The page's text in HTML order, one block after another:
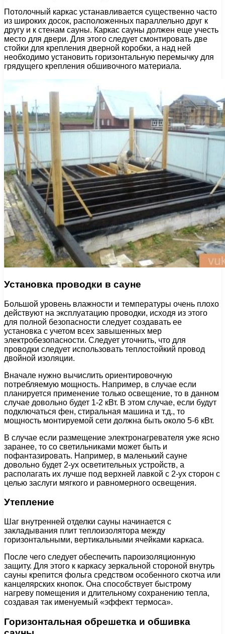
Потолочный каркас устанавливается существенно часто
из широких досок, расположенных параллельно друг к
другу и к стенам сауны. Каркас сауны должен еще учесть
место для двери. Для этого следует смонтировать две
стойки для крепления дверной коробки, а над ней
необходимо установить горизонтальную перемычку для
грядущего крепления обшивочного материала.
Установка проводки в сауне
Большой уровень влажности и температуры очень плохо
действуют на эксплуатацию проводки, исходя из этого
для полной безопасности следует создавать ее
установка с учетом всех завышенных мер
электробезопасности. Следует уточнить, что для
проводки следует использовать теплостойкий провод
двойной изоляции.
Вначале нужно вычислить ориентировочную
потребляемую мощность. Например, в случае если
планируется применение только освещение, то в данном
случае довольно будет 1-2 кВт. В этом случае, если будут
подключаться фен, стиральная машина и т.д., то
мощность монтируемой сети должна быть около 5-6 кВт.
В случае если размещение электронагревателя уже ясно
заранее, то со светильниками может быть и
пофантазировать. Например, в маленький сауне
довольно будет 2-ух осветительных устройств, а
располагать их лучше под верхней лавкой с 2-ух сторон с
целью заслуги мягкого и равномерного освещения.
Утепление
Шаг внутренней отделки сауны начинается с
закладывания плит теплоизолятора между
горизонтальными, вертикальными ячейками каркаса.
После чего следует обеспечить пароизоляционную
защиту. Для этого к каркасу зеркальной стороной внутрь
сауны крепится фольга средством особенного скотча или
канцелярских кнопок. Она способствует быстрому
нагреву помещения и длительному сохранению тепла,
создавая так именуемый «эффект термоса».
Горизонтальная обрешетка и обшивка